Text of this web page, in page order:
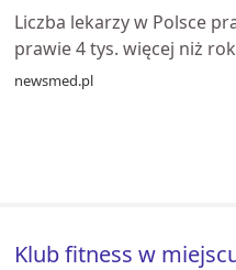
Liczba lekarzy w Polsce
prawie 4 tys. więcej niż
newsmed.pl
Klub fitness w